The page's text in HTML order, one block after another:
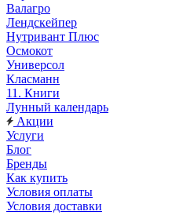
Валагро
Лендскейпер
Нутривант Плюс
Осмокот
Универсол
Класманн
11. Книги
Лунный календарь
Акции
Услуги
Блог
Бренды
Как купить
Условия оплаты
Условия доставки